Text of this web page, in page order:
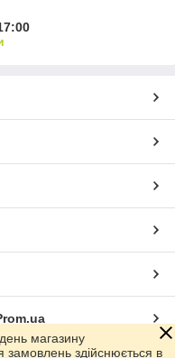
магазину
здійснюється в